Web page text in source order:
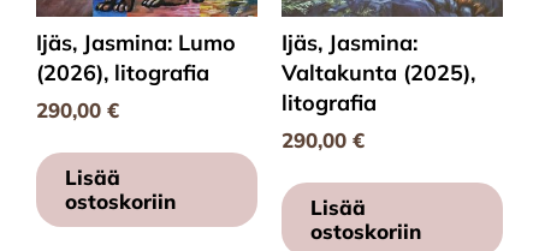
Ijäs, Jasmina: Lumo
(2026), litografia
290,00 €
Lisää
ostoskoriin
Ijäs, Jasmina:
Valtakunta (2025),
litografia
290,00 €
Lisää
ostoskoriin